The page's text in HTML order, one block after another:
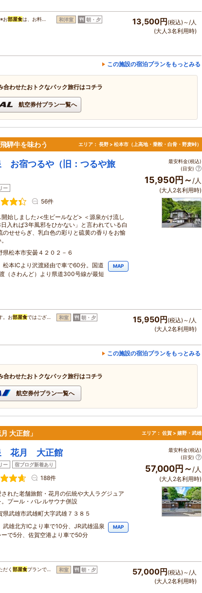
お部屋食は、お料… 和洋室 朝・夕 13,500円 (税込)～/人
(大人3名利用時)
この施設の宿泊プランをもっとみる
合わせたおトクなパック旅行はコチラ
航空券付プラン一覧へ
騨牛を味わう エリア： 長野 > 松本市（上高地・乗鞍・白骨・野麦峠）
お宿つるや（旧：つるや旅
ー
56件
始しました♪<生ビールなど> ＜源泉かけ流し
入れば3年風邪をひかない」と言われている白
のせせらぎ、乳白色の彩りと硫黄の香りをお愉
県松本市安曇４２０２－６
松本ICより沢渡経由で車で60分。国道
（さわんど）より県道300号線が最短
MAP
最安料金(税込)
(目安)
15,950円～ /人
(大人2名利用時)
。お部屋食ではござ… 和室 朝・夕 15,950円(税込)～/人
(大人2名利用時)
この施設の宿泊プランをもっとみる
合わせたおトクなパック旅行はコチラ
航空券付プラン一覧へ
大正館」 エリア： 佐賀 > 嬉野・武雄
花月 大正館
ー 宿ブログ新着あり
188件
れた老舗旅館・花月の伝統や大人ラグジュア
。プール・バレルサウナ併設
県武雄市武雄町大字武雄７３８５
武雄北方ICより車で10分、JR武雄温泉
で5分、佐賀空港より車で50分
MAP
最安料金(税込)
(目安)
57,000円～/人
(大人2名利用時)
だく 部屋食プランで… 和室 朝・夕 57,000円 (税込)～/人
(大人2名利用時)